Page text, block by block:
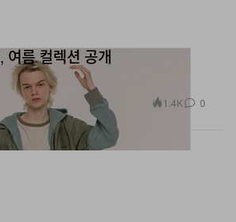
름 컬렉션 공개
1.4K 0